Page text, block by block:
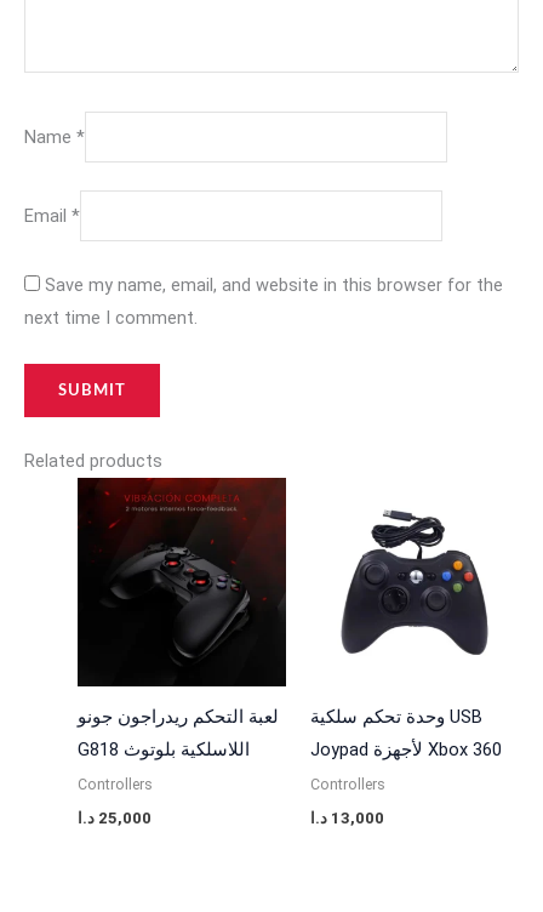
Name *
Email *
Save my name, email, and website in this browser for the
next time I comment.
Related products
لعبة التحكم ريدراجون جونو
G818 اللاسلكية بلوتوث
Controllers
25,000 د.ا
وحدة تحكم سلكية USB
Joypad لأجهزة Xbox 360
Controllers
13,000 د.ا